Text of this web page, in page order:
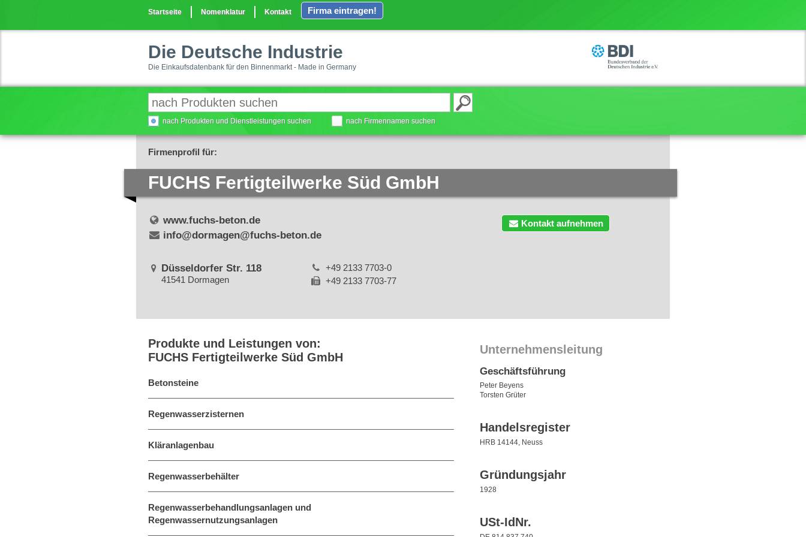
Startseite Nomenklatur Kontakt Firma eintragen!
Die Deutsche Industrie
Die Einkaufsdatenbank für den Binnenmarkt - Made in Germany
nach Produkten und Dienstleistungen suchen nach Firmennamen suchen
Firmenprofil für:
FUCHS Fertigteilwerke Süd GmbH
Kontakt aufnehmen
www.fuchs-beton.de
info@dormagen@fuchs-beton.de
Düsseldorfer Str. 118
41541 Dormagen
+49 2133 7703-0
+49 2133 7703-77
Produkte und Leistungen von:
FUCHS Fertigteilwerke Süd GmbH
Betonsteine
Regenwasserzisternen
Kläranlagenbau
Regenwasserbehälter
Regenwasserbehandlungsanlagen und
Regenwassernutzungsanlagen
Unternehmensleitung
Geschäftsführung
Peter Beyens
Torsten Grüter
Handelsregister
HRB 14144, Neuss
Gründungsjahr
1928
USt-IdNr.